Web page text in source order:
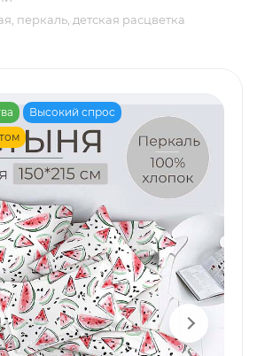
перкаль, детская расцветка
Высокий спрос